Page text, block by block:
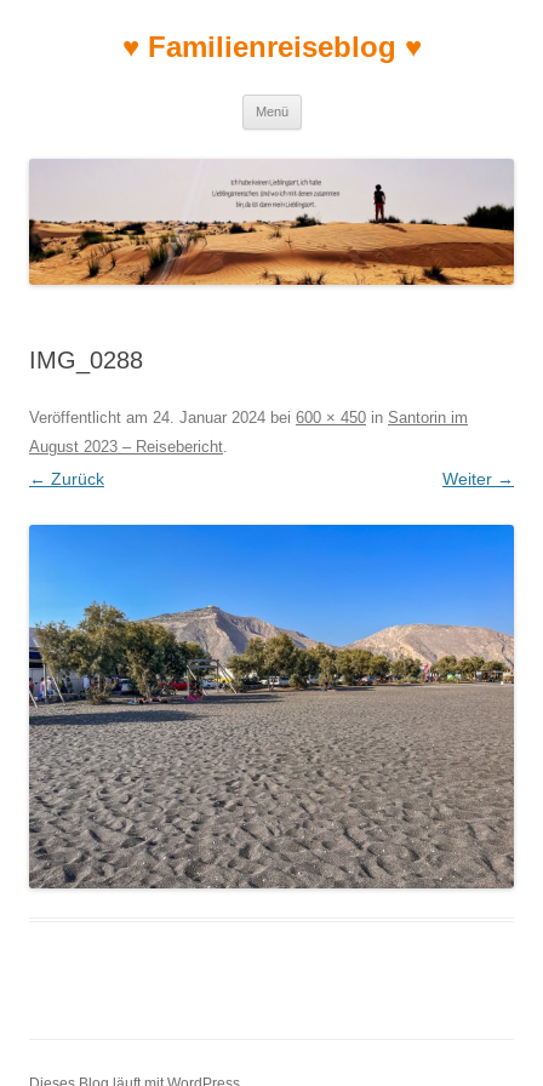
♥ Familienreiseblog ♥
Menü
IMG_0288
Veröffentlicht am 24. Januar 2024 bei 600 × 450 in Santorin im
August 2023 – Reisebericht.
← Zurück Weiter →